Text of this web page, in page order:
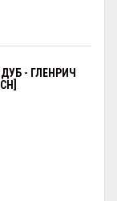
- ГЛЕНРИЧ